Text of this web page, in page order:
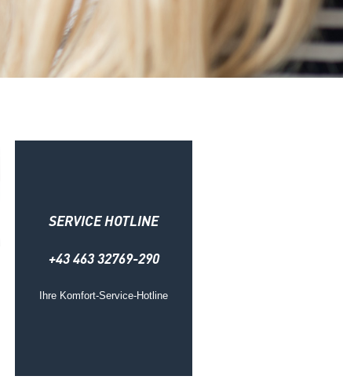
SERVICE HOTLINE
+43 463 32769-290
Ihre Komfort-Service-Hotline